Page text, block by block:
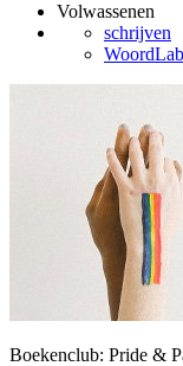
Volwassenen
schrijven
WoordLab
Boekenclub: Pride &